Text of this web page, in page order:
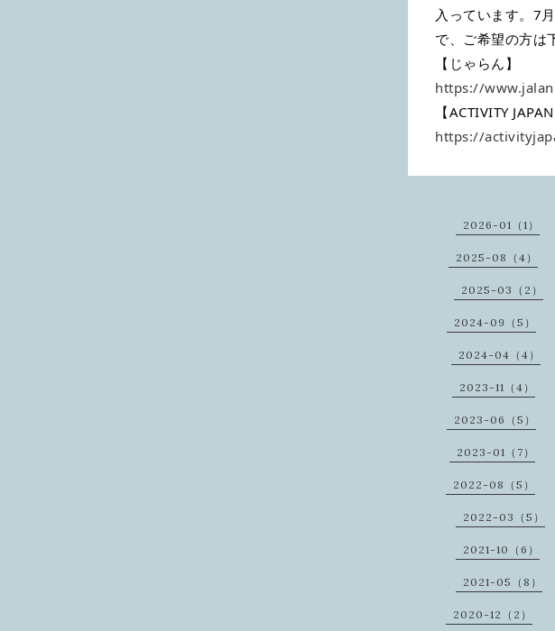
入っています。7
で、ご希望の方は
【じゃらん】
https://
【ACTIVITY JAPAN
https://
2026-01（1）
2025-08（4）
2025-03（2）
2024-09（5）
2024-04（4）
2023-11（4）
2023-06（5）
2023-01（7）
2022-08（5）
2022-03（5）
2021-10（6）
2021-05（8）
2020-12（2）